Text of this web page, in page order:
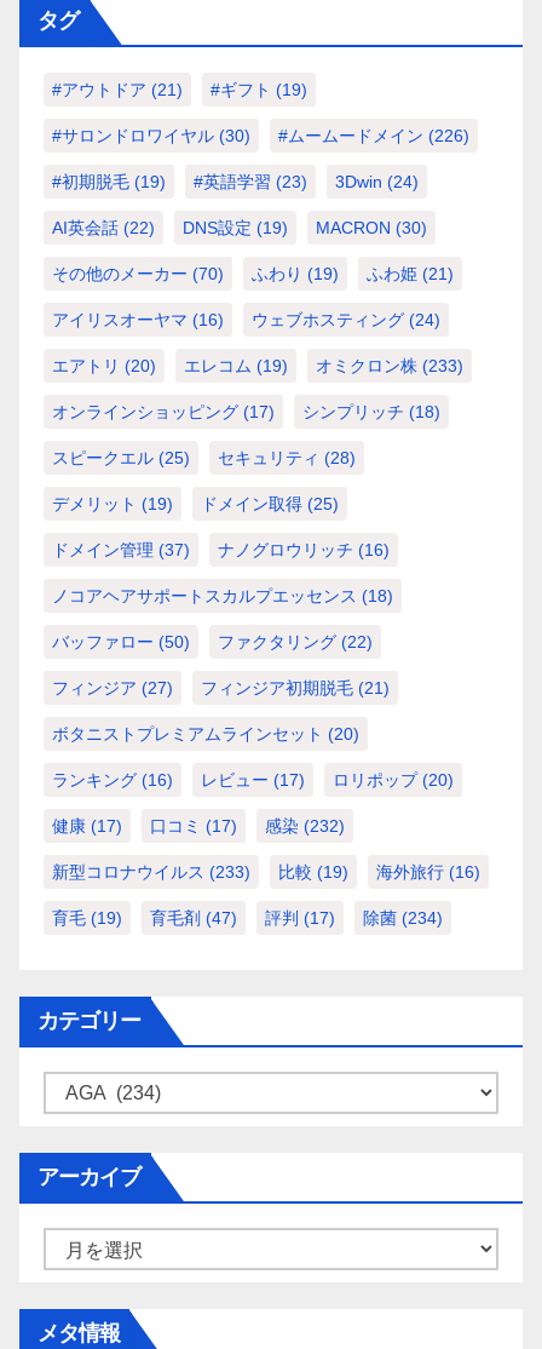
タグ
#アウトドア (21) #ギフト (19)
#サロンドロワイヤル (30) #ムームードメイン (226)
#初期脱毛 (19) #英語学習 (23) 3Dwin (24)
AI英会話 (22) DNS設定 (19) MACRON (30)
その他のメーカー (70) ふわり (19) ふわ姫 (21)
アイリスオーヤマ (16) ウェブホスティング (24)
エアトリ (20) エレコム (19) オミクロン株 (233)
オンラインショッピング (17) シンプリッチ (18)
スピークエル (25) セキュリティ (28)
デメリット (19) ドメイン取得 (25)
ドメイン管理 (37) ナノグロウリッチ (16)
ノコアヘアサポートスカルプエッセンス (18)
バッファロー (50) ファクタリング (22)
フィンジア (27) フィンジア初期脱毛 (21)
ボタニストプレミアムラインセット (20)
ランキング (16) レビュー (17) ロリポップ(20)
健康 (17) 口コミ (17) 感染 (232)
新型コロナウイルス (233) 比較 (19) 海外旅行 (16)
育毛 (19) 育毛剤 (47) 評判 (17) 除菌 (234)
カテゴリー
ー
アーカイブ
メタ情報